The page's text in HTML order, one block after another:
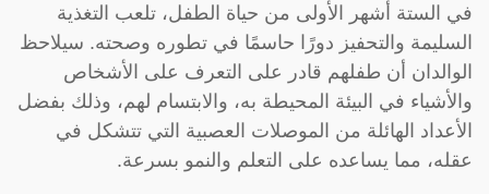
في الستة أشهر الأولى من حياة الطفل، تلعب التغذية
السليمة والتحفيز دورًا حاسمًا في تطوره وصحته. سيلاحظ
الوالدان أن طفلهم قادر على التعرف على الأشخاص
والأشياء في البيئة المحيطة به، والابتسام لهم، وذلك بفضل
الأعداد الهائلة من الموصلات العصبية التي تتشكل في
عقله، مما يساعده على التعلم والنمو بسرعة.